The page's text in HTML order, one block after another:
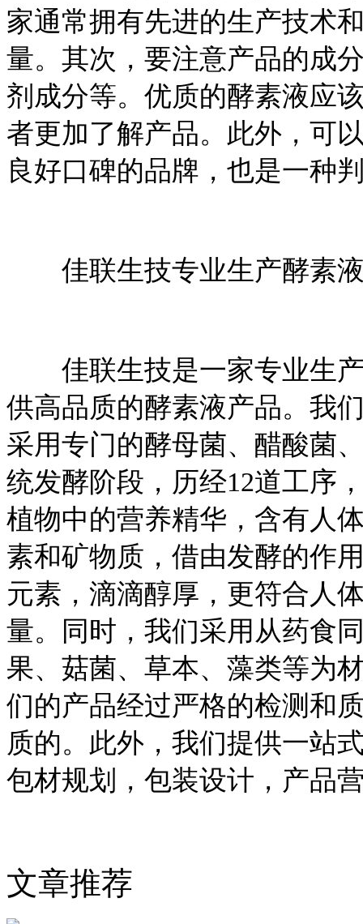
家通常拥有先进的生产技术
量。其次，要注意产品的成
剂成分等。优质的酵素液应
者更加了解产品。此外，可
良好口碑的品牌，也是一种
佳联生技专业生产酵素
佳联生技是一家专业生产
供高品质的酵素液产品。我
采用专门的酵母菌、醋酸菌
统发酵阶段，历经12道工序
植物中的营养精华，含有人
素和矿物质，借由发酵的作
元素，滴滴醇厚，更符合人
量。同时，我们采用从药食
果、菇菌、草本、藻类等为
们的产品经过严格的检测和
质的。此外，我们提供一站
包材规划，包装设计，产品
文章推荐